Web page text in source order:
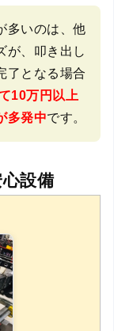
多いのは、他
が、叩き出し
了となる場合
10万円以上
多発中です。
設備